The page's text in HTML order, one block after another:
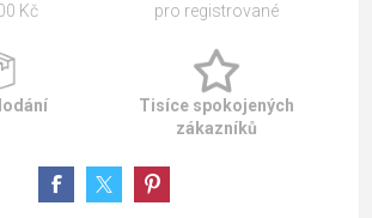
Kč
pro registrované
Tisíce spokojených
zákazníků